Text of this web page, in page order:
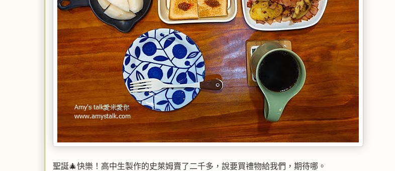
聖誕🎄快樂！高中生製作的史萊姆賣了二千多，說要買禮物給我們，期待哪。